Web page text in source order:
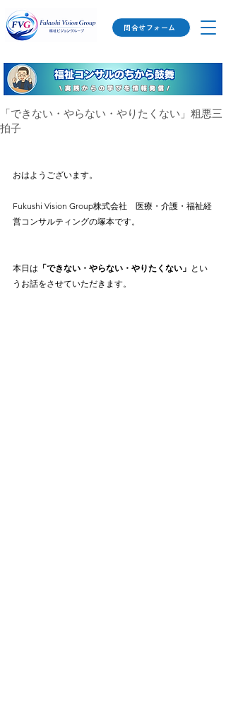
問合せフォーム
「できない・やらない・やりたくない」粗悪三
拍子
おはようございます。
Fukushi Vision Group株式会社　医療・介護・福祉経
営コンサルティングの塚本です。
本日は 「できない・やらない・やりたくない」 とい
うお話をさせていただきます。